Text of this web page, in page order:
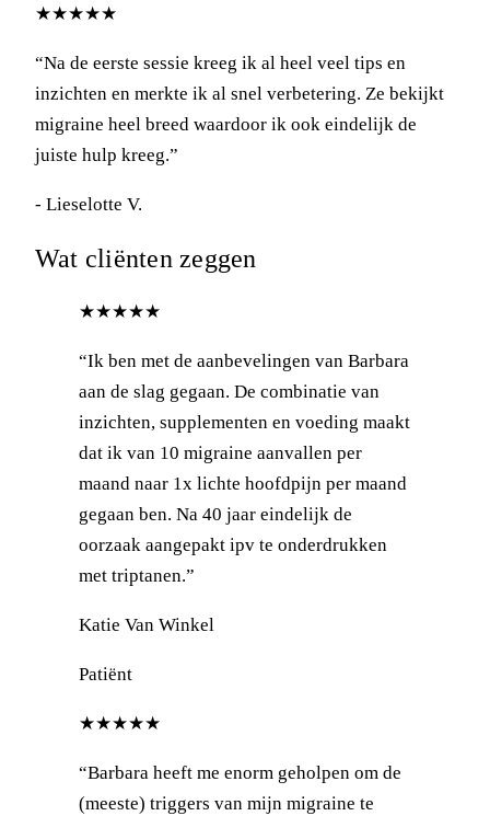
★★★★★
“Na de eerste sessie kreeg ik al heel veel tips en
inzichten en merkte ik al snel verbetering. Ze bekijkt
migraine heel breed waardoor ik ook eindelijk de
juiste hulp kreeg.”
- Lieselotte V.
Wat cliënten zeggen
★★★★★
“Ik ben met de aanbevelingen van Barbara
aan de slag gegaan. De combinatie van
inzichten, supplementen en voeding maakt
dat ik van 10 migraine aanvallen per
maand naar 1x lichte hoofdpijn per maand
gegaan ben. Na 40 jaar eindelijk de
oorzaak aangepakt ipv te onderdrukken
met triptanen.”
Katie Van Winkel
Patiënt
★★★★★
“Barbara heeft me enorm geholpen om de
(meeste) triggers van mijn migraine te